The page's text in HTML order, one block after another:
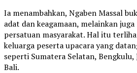
Ia menambahkan, Ngaben Massal
adat dan keagamaan, melainkan
persatuan masyarakat. Hal itu
keluarga peserta upacara yang
seperti Sumatera Selatan, Bengkulu,
Bali.